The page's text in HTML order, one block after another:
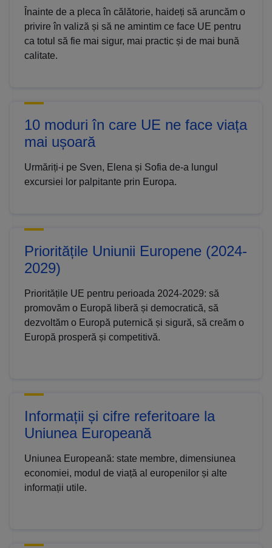
Înainte de a pleca în călătorie, haideți să aruncăm o
privire în valiză și să ne amintim ce face UE pentru
ca totul să fie mai sigur, mai practic și de mai bună
calitate.
10 moduri în care UE ne face viața
mai ușoară
Urmăriți-i pe Sven, Elena și Sofia de-a lungul
excursiei lor palpitante prin Europa.
Prioritățile Uniunii Europene (2024-
2029)
Prioritățile UE pentru perioada 2024-2029: să
promovăm o Europă liberă și democratică, să
dezvoltăm o Europă puternică și sigură, să creăm o
Europă prosperă și competitivă.
Informații și cifre referitoare la
Uniunea Europeană
Uniunea Europeană: state membre, dimensiunea
economiei, modul de viață al europenilor și alte
informații utile.